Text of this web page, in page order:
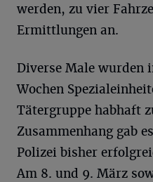
werden, zu vier
Ermittlungen an.
Diverse Male wurden
Wochen
Tätergruppe habhaft
Zusammenhang gab
Polizei bisher
Am 8. und 9. März